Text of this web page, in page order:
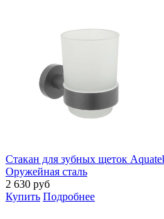
Стакан для зубных щеток
Оружейная сталь
2 630 руб
Купить Подробнее